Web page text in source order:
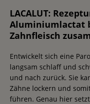
LACALUT:
Aluminiumlactat
Zahnfleisch
Entwickelt sich eine
langsam schlaff und
und nach zurück. Sie
Zähne lockern und
führen. Genau hier